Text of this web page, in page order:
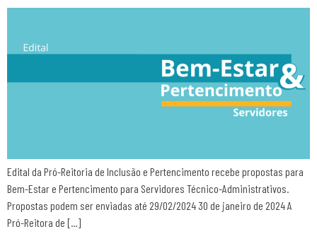
Edital da Pró-Reitoria de Inclusão e Pertencimento recebe propostas para
Bem-Estar e Pertencimento para Servidores Técnico-Administrativos.
Propostas podem ser enviadas até 29/02/2024 30 de janeiro de 2024 A
Pró-Reitora de […]